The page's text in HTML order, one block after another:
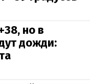
но в
дожди: